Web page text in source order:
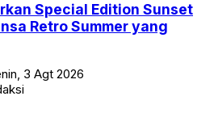
Special Edition Sunset
Retro Summer yang
3 Agt 2026